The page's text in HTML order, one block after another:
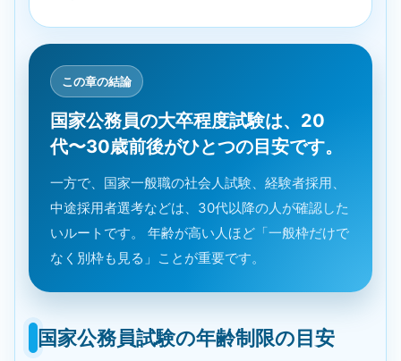
この章の結論
国家公務員の大卒程度試験は、20
代〜30歳前後がひとつの目安です。
一方で、国家一般職の社会人試験、経験者採用、
中途採用者選考などは、30代以降の人が確認した
いルートです。 年齢が高い人ほど「一般枠だけで
なく別枠も見る」ことが重要です。
国家公務員試験の年齢制限の目安